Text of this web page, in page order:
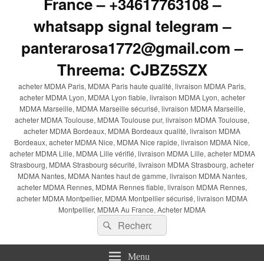
whatsapp signal telegram –
panterarosa1772@gmail.com –
Threema: CJBZ5SZX
acheter MDMA Paris, MDMA Paris haute qualité, livraison MDMA Paris,
acheter MDMA Lyon, MDMA Lyon fiable, livraison MDMA Lyon, acheter
MDMA Marseille, MDMA Marseille sécurisé, livraison MDMA Marseille,
acheter MDMA Toulouse, MDMA Toulouse pur, livraison MDMA Toulouse,
acheter MDMA Bordeaux, MDMA Bordeaux qualité, livraison MDMA
Bordeaux, acheter MDMA Nice, MDMA Nice rapide, livraison MDMA Nice,
acheter MDMA Lille, MDMA Lille vérifié, livraison MDMA Lille, acheter MDMA
Strasbourg, MDMA Strasbourg sécurité, livraison MDMA Strasbourg, acheter
MDMA Nantes, MDMA Nantes haut de gamme, livraison MDMA Nantes,
acheter MDMA Rennes, MDMA Rennes fiable, livraison MDMA Rennes,
acheter MDMA Montpellier, MDMA Montpellier sécurisé, livraison MDMA
Montpellier, MDMA Au France, Acheter MDMA
Recherche :
Rechercher
Menu